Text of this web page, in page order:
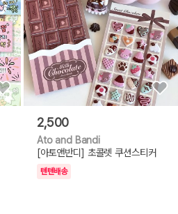
2,500
Ato and Bandi
[아토앤반디] 초콜렛 쿠션스티커
텐텐배송